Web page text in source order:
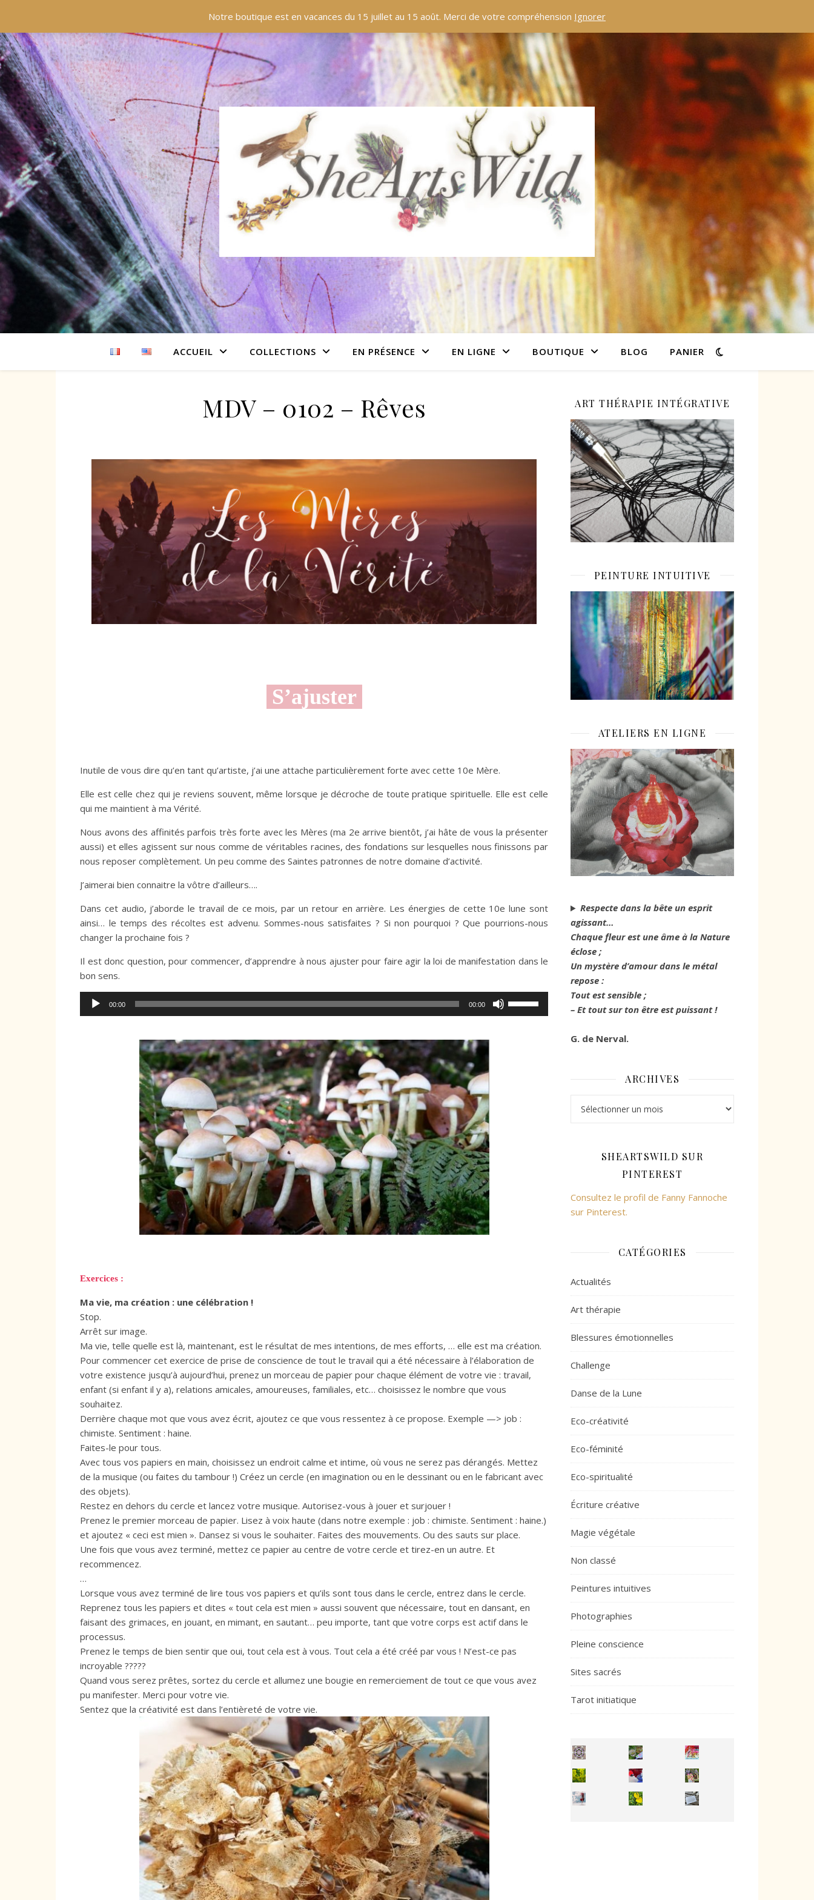
Notre boutique est en vacances du 15 juillet au 15 août. Merci de votre compréhension Ignorer
COLLECTIONS EN PRÉSENCE EN LIGNE BOUTIQUE BLOG PANIER
ACCUEIL COLLECTIONS EN PRÉSENCE EN LIGNE BOUTIQUE BLOG PANIER
MDV – 0102 – Rêves
S’ajuster
Inutile de vous dire qu’en tant qu’artiste, j’ai une attache particulièrement forte avec cette 10e Mère.
Elle est celle chez qui je reviens souvent, même lorsque je décroche de toute pratique spirituelle. Elle est celle
qui me maintient à ma Vérité.
Nous avons des affinités parfois très forte avec les Mères (ma 2e arrive bientôt, j’ai hâte de vous la présenter
aussi) et elles agissent sur nous comme de véritables racines, des fondations sur lesquelles nous finissons par
nous reposer complètement. Un peu comme des Saintes patronnes de notre domaine d’activité.
J’aimerai bien connaitre la vôtre d’ailleurs….
Dans cet audio, j’aborde le travail de ce mois, par un retour en arrière. Les énergies de cette 10e lune sont
ainsi… le temps des récoltes est advenu. Sommes-nous satisfaites ? Si non pourquoi ? Que pourrions-nous
changer la prochaine fois ?
Il est donc question, pour commencer, d’apprendre à nous ajuster pour faire agir la loi de manifestation dans le
bon sens.
Lecteur 00:00 00:00
Exercices :
Ma vie, ma création : une célébration !
Stop.
Arrêt sur image.
Ma vie, telle quelle est là, maintenant, est le résultat de mes intentions, de mes efforts, … elle est ma création.
Pour commencer cet exercice de prise de conscience de tout le travail qui a été nécessaire à l’élaboration de
votre existence jusqu’à aujourd’hui, prenez un morceau de papier pour chaque élément de votre vie : travail,
enfant (si enfant il y a), relations amicales, amoureuses, familiales, etc… choisissez le nombre que vous
souhaitez.
Derrière chaque mot que vous avez écrit, ajoutez ce que vous ressentez à ce propose. Exemple —> job :
chimiste. Sentiment : haine.
Faites-le pour tous.
Avec tous vos papiers en main, choisissez un endroit calme et intime, où vous ne serez pas dérangés. Mettez
de la musique (ou faites du tambour !) Créez un cercle (en imagination ou en le dessinant ou en le fabricant avec
des objets).
Restez en dehors du cercle et lancez votre musique. Autorisez-vous à jouer et surjouer !
Prenez le premier morceau de papier. Lisez à voix haute (dans notre exemple : job : chimiste. Sentiment : haine.)
et ajoutez « ceci est mien ». Dansez si vous le souhaiter. Faites des mouvements. Ou des sauts sur place.
Une fois que vous avez terminé, mettez ce papier au centre de votre cercle et tirez-en un autre. Et
recommencez.
…
Lorsque vous avez terminé de lire tous vos papiers et qu’ils sont tous dans le cercle, entrez dans le cercle.
Reprenez tous les papiers et dites « tout cela est mien » aussi souvent que nécessaire, tout en dansant, en
faisant des grimaces, en jouant, en mimant, en sautant… peu importe, tant que votre corps est actif dans le
processus.
Prenez le temps de bien sentir que oui, tout cela est à vous. Tout cela a été créé par vous ! N’est-ce pas
incroyable ?????
Quand vous serez prêtes, sortez du cercle et allumez une bougie en remerciement de tout ce que vous avez
pu manifester. Merci pour votre vie.
Sentez que la créativité est dans l’entièreté de votre vie.
ART THÉRAPIE INTÉGRATIVE
PEINTURE INTUITIVE
ATELIERS EN LIGNE
Respecte dans la bête un esprit
agissant…
Chaque fleur est une âme à la Nature
éclose ;
Un mystère d’amour dans le métal
repose :
Tout est sensible ;
– Et tout sur ton être est puissant !
G. de Nerval.
ARCHIVES
SHEARTSWILD SUR
PINTEREST
Consultez le profil de Fanny Fannoche
sur Pinterest.
CATÉGORIES
Actualités
Art thérapie
Blessures émotionnelles
Challenge
Danse de la Lune
Eco-créativité
Eco-féminité
Eco-spiritualité
Écriture créative
Magie végétale
Non classé
Peintures intuitives
Photographies
Pleine conscience
Sites sacrés
Tarot initiatique
Inhabit your body and understand its
You're
50/50 OR 100/100 ? The day after Ascension, w